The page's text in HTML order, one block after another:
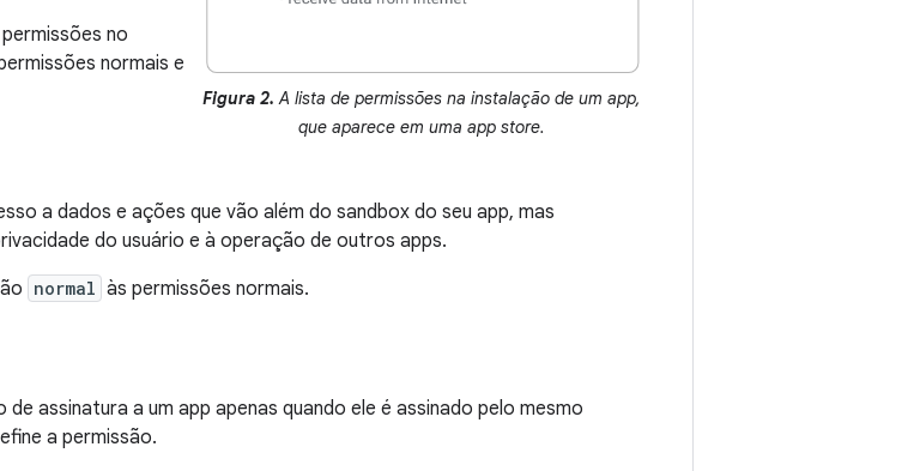
Figura 2. A lista de permissões na instalação de um app,
que aparece em uma app store.
no
normais e
a dados e ações que vão além do sandbox do seu app, mas
do usuário e à operação de outros apps.
normal às permissões normais.
assinatura a um app apenas quando ele é assinado pelo mesmo
a permissão.